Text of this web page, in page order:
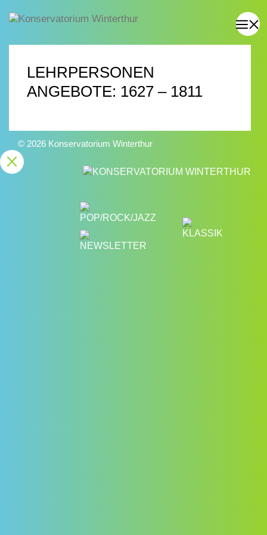
LEHRPERSONEN
ANGEBOTE: 1627 – 1811
© 2026 Konservatorium Winterthur